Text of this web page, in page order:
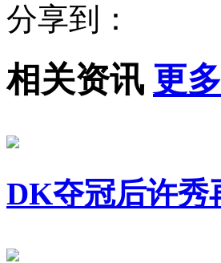
分享到：
相关资讯 更多
DK夺冠后许秀